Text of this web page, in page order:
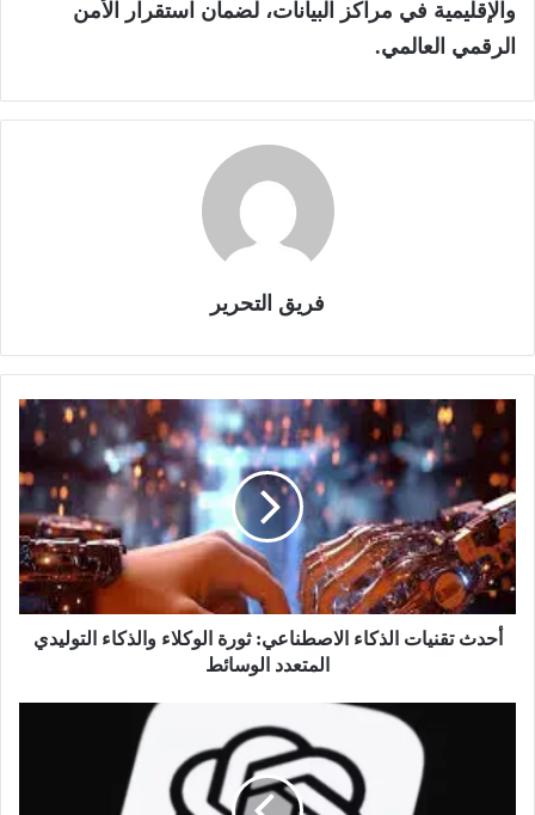
والإقليمية في مراكز البيانات، لضمان استقرار الأمن
الرقمي العالمي.
فريق التحرير
د
ث
ت
ق
ن
ي
ا
أحدث تقنيات الذكاء الاصطناعي: ثورة الوكلاء والذكاء التوليدي
المتعدد الوسائط